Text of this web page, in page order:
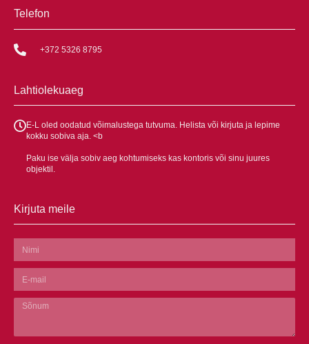
Telefon
+372 5326 8795
Lahtiolekuaeg
E-L oled oodatud võimalustega tutvuma. Helista või kirjuta ja lepime
kokku sobiva aja. <b
Paku ise välja sobiv aeg kohtumiseks kas kontoris või sinu juures
objektil.
Kirjuta meile